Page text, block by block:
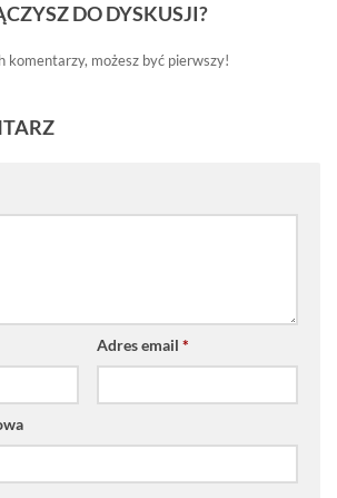
DO DYSKUSJI?
komentarzy, możesz być pierwszy!
Adres email *